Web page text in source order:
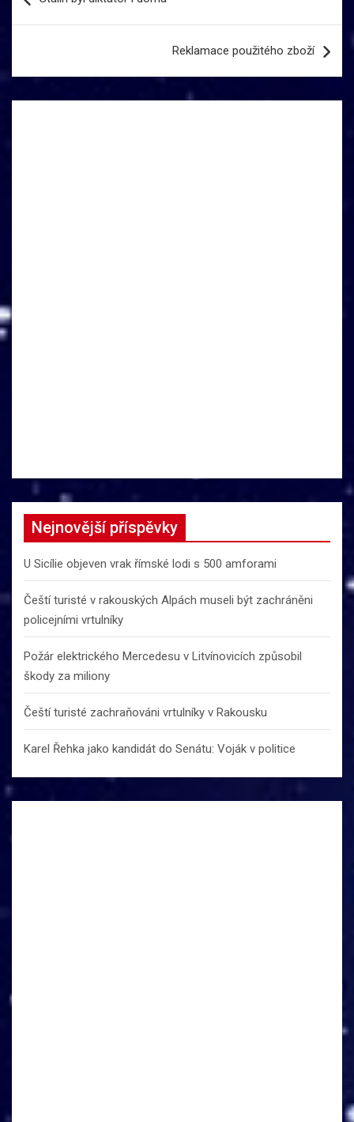
pro
Reklamace použitého zboží
Nejnovější příspěvky
U Sicílie objeven vrak římské lodi s 500 amforami
Čeští turisté v rakouských Alpách museli být zachráněni
policejními vrtulníky
Požár elektrického Mercedesu v Litvínovicích způsobil
škody za miliony
Čeští turisté zachraňováni vrtulníky v Rakousku
Karel Řehka jako kandidát do Senátu: Voják v politice